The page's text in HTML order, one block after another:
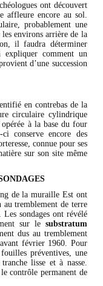
ont découvert
affleure encore au sol.
probablement une
environs arrière de la
il faudra déterminer
expliquer comment un
d’une succession
en contrebas de la
circulaire cylindrique
à la base du four
conserve encore des
connue pour ses
sur son site même
de la muraille Est ont
au tremblement de terre
sondages ont révélé
sur le substratum
dus au tremblement
février 1960. Pour
préventives, une
lisse et à nasse.
contrôle permanent de